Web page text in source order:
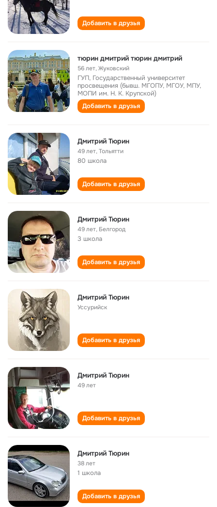
Добавить в друзья
тюрин дмитрий тюрин дмитрий
56 лет,Жуковский
ГУП, Государственный университет
просвещения (бывш. МГОПУ, МГОУ, МПУ,
МОПИ им. Н. К. Крупской)
Добавить в друзья
Дмитрий Тюрин
49 лет,Тольятти
80 школа
Добавить в друзья
Дмитрий Тюрин
49 лет, Белгород
3 школа
Добавить в друзья
Дмитрий Тюрин
Уссурийск
Добавить в друзья
Дмитрий Тюрин
49 лет
Добавить в друзья
Дмитрий Тюрин
38 лет
1 школа
Добавить в друзья